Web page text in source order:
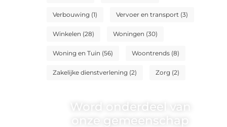
Verbouwing (1) Vervoer en transport (3)
Winkelen (28) Woningen (30)
Woning en Tuin (56) Woontrends (8)
Zakelijke dienstverlening (2) Zorg (2)
Word onderdeel van
onze gemeenschap